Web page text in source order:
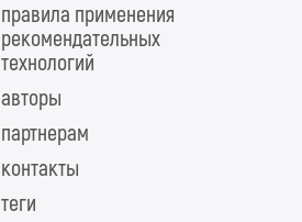
правила применения
рекомендательных
технологий
авторы
партнерам
контакты
теги